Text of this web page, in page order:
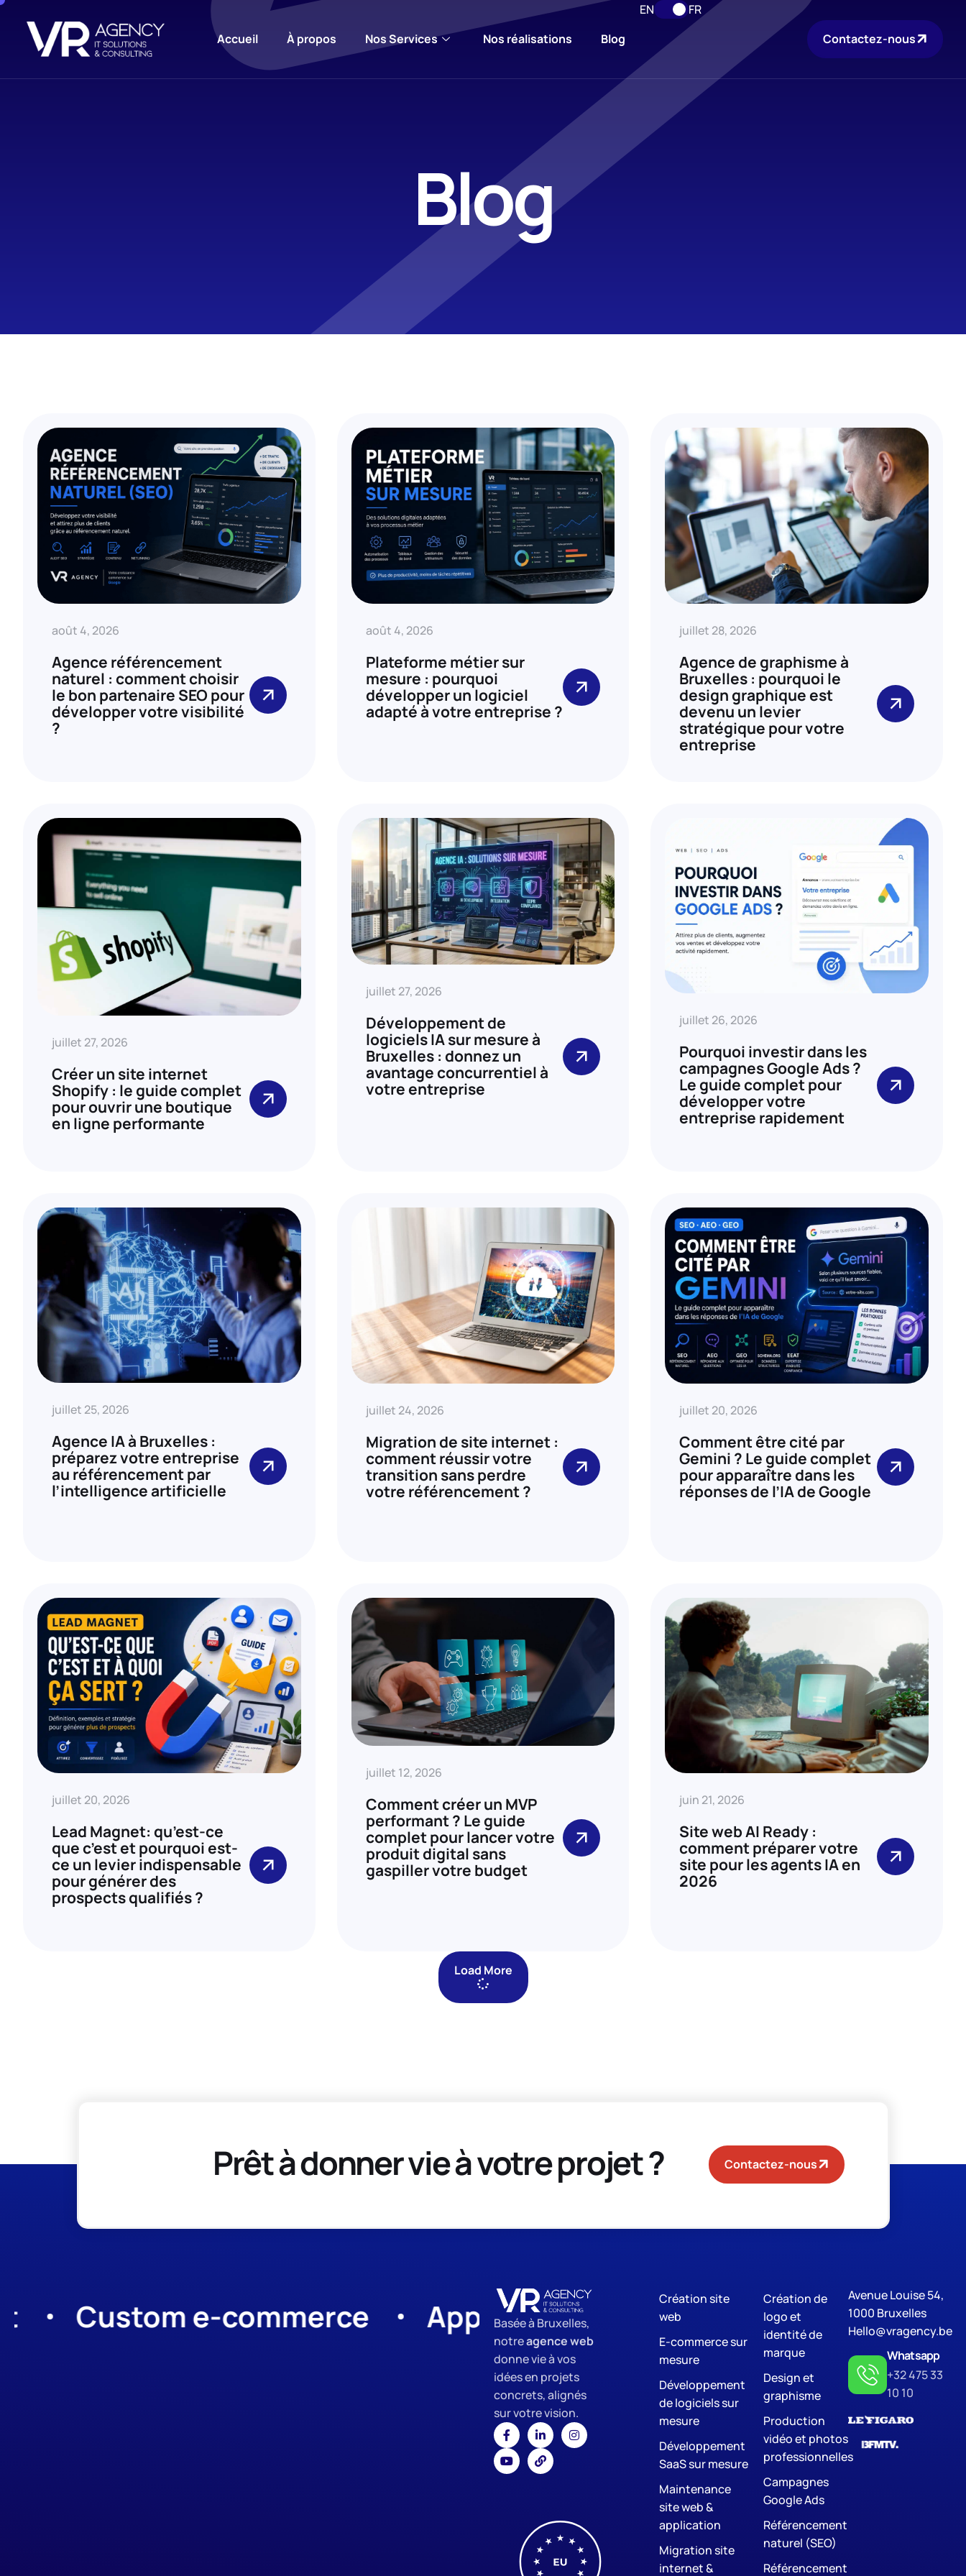
Accueil À propos Nos Services Nos réalisations Blog
EN
FR
Contactez-nous
Blog
août 4, 2026
Agence référencement
naturel : comment choisir
le bon partenaire SEO pour
développer votre visibilité
?
août 4, 2026
Plateforme métier sur
mesure : pourquoi
développer un logiciel
adapté à votre entreprise ?
juillet 28, 2026
Agence de graphisme à
Bruxelles : pourquoi le
design graphique est
devenu un levier
stratégique pour votre
entreprise
juillet 27, 2026
Créer un site internet
Shopify : le guide complet
pour ouvrir une boutique
en ligne performante
juillet 27, 2026
Développement de
logiciels IA sur mesure à
Bruxelles : donnez un
avantage concurrentiel à
votre entreprise
juillet 26, 2026
Pourquoi investir dans les
campagnes Google Ads ?
Le guide complet pour
développer votre
entreprise rapidement
juillet 25, 2026
Agence IA à Bruxelles :
préparez votre entreprise
au référencement par
l’intelligence artificielle
juillet 24, 2026
Migration de site internet :
comment réussir votre
transition sans perdre
votre référencement ?
juillet 20, 2026
Comment être cité par
Gemini ? Le guide complet
pour apparaître dans les
réponses de l’IA de Google
juillet 20, 2026
Lead Magnet: qu’est-ce
que c’est et pourquoi est-
ce un levier indispensable
pour générer des
prospects qualifiés ?
juillet 12, 2026
Comment créer un MVP
performant ? Le guide
complet pour lancer votre
produit digital sans
gaspiller votre budget
juin 21, 2026
Site web AI Ready :
comment préparer votre
site pour les agents IA en
2026
Load More
Prêt à donner vie à votre projet ? Contactez-nous
e-commerce App Development Digital Marketing
Basée à Bruxelles,
notreagence web
donne vie à vos
idées en projets
concrets, alignés
sur votre vision.
Création site
web
E-commerce sur
mesure
Développement
de logiciels sur
mesure
Développement
SaaS sur mesure
Maintenance
site web &
application
Migration site
internet &
Création de
logo et
identité de
marque
Design et
graphisme
Production
vidéo et photos
professionnelles
Campagnes
Google Ads
Référencement
naturel (SEO)
Référencement
Avenue Louise 54,
1000 Bruxelles
Hello@vragency.be
Whatsapp
+32 475 33
10 10